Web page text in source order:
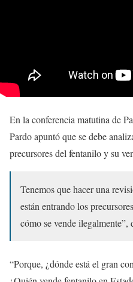
En la conferencia matutina de
Pardo apuntó que se debe
precursores del fentanilo y su
Tenemos que hacer una
están entrando los
cómo se vende ilegalmente”,
“Porque, ¿dónde está el gran